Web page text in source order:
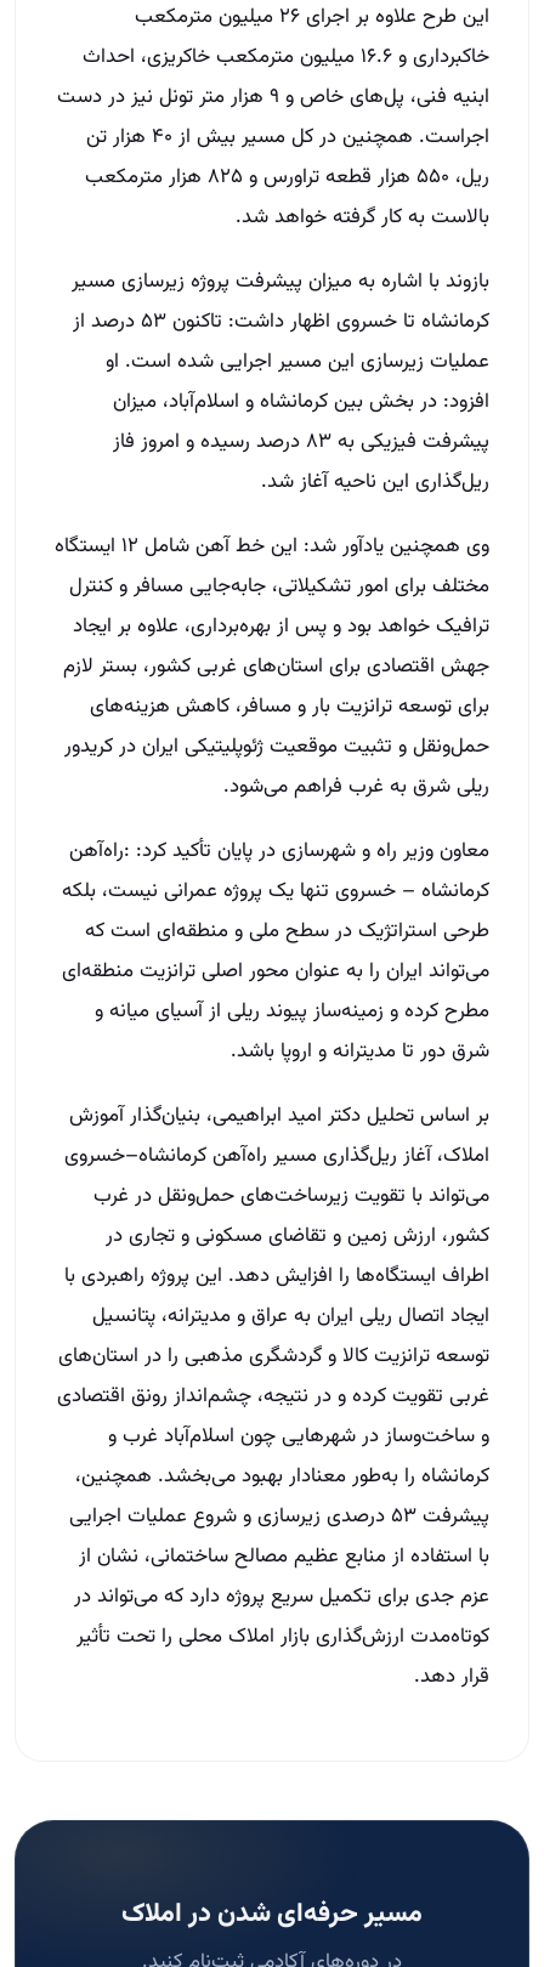
این طرح علاوه بر اجرای ۲۶ میلیون مترمکعب
خاکبرداری و ۱۶.۶ میلیون مترمکعب خاکریزی، احداث
ابنیه فنی، پل‌های خاص و ۹ هزار متر تونل نیز در دست
اجراست. همچنین در کل مسیر بیش از ۴۰ هزار تن
ریل، ۵۵۰ هزار قطعه تراورس و ۸۲۵ هزار مترمکعب
بالاست به کار گرفته خواهد شد.
بازوند با اشاره به میزان پیشرفت پروژه زیرسازی مسیر
کرمانشاه تا خسروی اظهار داشت: تاکنون ۵۳ درصد از
عملیات زیرسازی این مسیر اجرایی شده است. او
افزود: در بخش بین کرمانشاه و اسلام‌آباد، میزان
پیشرفت فیزیکی به ۸۳ درصد رسیده و امروز فاز
ریل‌گذاری این ناحیه آغاز شد.
وی همچنین یادآور شد: این خط آهن شامل ۱۲ ایستگاه
مختلف برای امور تشکیلاتی، جابه‌جایی مسافر و کنترل
ترافیک خواهد بود و پس از بهره‌برداری، علاوه بر ایجاد
جهش اقتصادی برای استان‌های غربی کشور، بستر لازم
برای توسعه ترانزیت بار و مسافر، کاهش هزینه‌های
حمل‌و‌نقل و تثبیت موقعیت ژئوپلیتیکی ایران در کریدور
ریلی شرق به غرب فراهم می‌شود.
معاون وزیر راه و شهرسازی در پایان تأکید کرد: :راه‌آهن
کرمانشاه – خسروی تنها یک پروژه عمرانی نیست، بلکه
طرحی استراتژیک در سطح ملی و منطقه‌ای است که
می‌تواند ایران را به عنوان محور اصلی ترانزیت منطقه‌ای
مطرح کرده و زمینه‌ساز پیوند ریلی از آسیای میانه و
شرق دور تا مدیترانه و اروپا باشد.
بر اساس تحلیل دکتر امید ابراهیمی، بنیان‌گذار آموزش
املاک، آغاز ریل‌گذاری مسیر راه‌آهن کرمانشاه–خسروی
می‌تواند با تقویت زیرساخت‌های حمل‌ونقل در غرب
کشور، ارزش زمین و تقاضای مسکونی و تجاری در
اطراف ایستگاه‌ها را افزایش دهد. این پروژه راهبردی با
ایجاد اتصال ریلی ایران به عراق و مدیترانه، پتانسیل
توسعه ترانزیت کالا و گردشگری مذهبی را در استان‌های
غربی تقویت کرده و در نتیجه، چشم‌انداز رونق اقتصادی
و ساخت‌وساز در شهرهایی چون اسلام‌آباد غرب و
کرمانشاه را به‌طور معنادار بهبود می‌بخشد. همچنین،
پیشرفت ۵۳ درصدی زیرسازی و شروع عملیات اجرایی
با استفاده از منابع عظیم مصالح ساختمانی، نشان از
عزم جدی برای تکمیل سریع پروژه دارد که می‌تواند در
کوتاه‌مدت ارزش‌گذاری بازار املاک محلی را تحت تأثیر
قرار دهد.
مسیر حرفه‌ای شدن در املاک